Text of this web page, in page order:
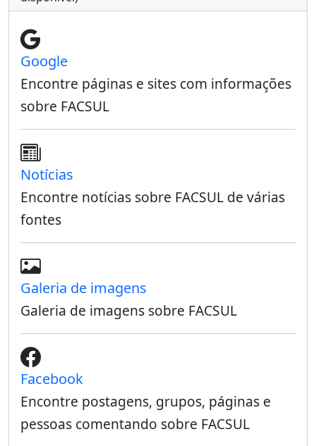
Google
Encontre páginas e sites com informações
sobre FACSUL
Notícias
Encontre notícias sobre FACSUL de várias
fontes
Galeria de imagens
Galeria de imagens sobre FACSUL
Facebook
Encontre postagens, grupos, páginas e
pessoas comentando sobre FACSUL